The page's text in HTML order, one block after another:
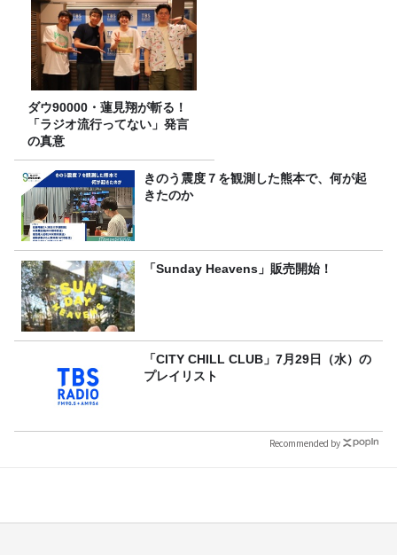
ダウ90000・蓮見翔が斬る！
「ラジオ流行ってない」発言
の真意
きのう震度７を観測した熊本で、何が起
きたのか
「Sunday Heavens」販売開始！
「CITY CHILL CLUB」7月29日（水）の
プレイリスト
Recommended by